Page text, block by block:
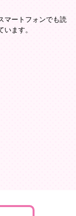
マートフォンでも読
ます。